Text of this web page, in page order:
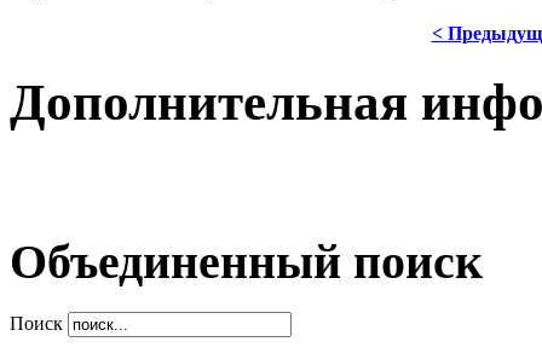
<
Дополнительная
Объединенный поиск
Поиск